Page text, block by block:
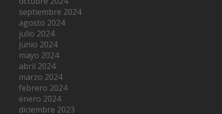
septiembre 2024
agosto 2024
julio 2024
junio 2024
mayo 2024
abril 2024
marzo 2024
febrero 2024
enero 2024
diciembre 2023